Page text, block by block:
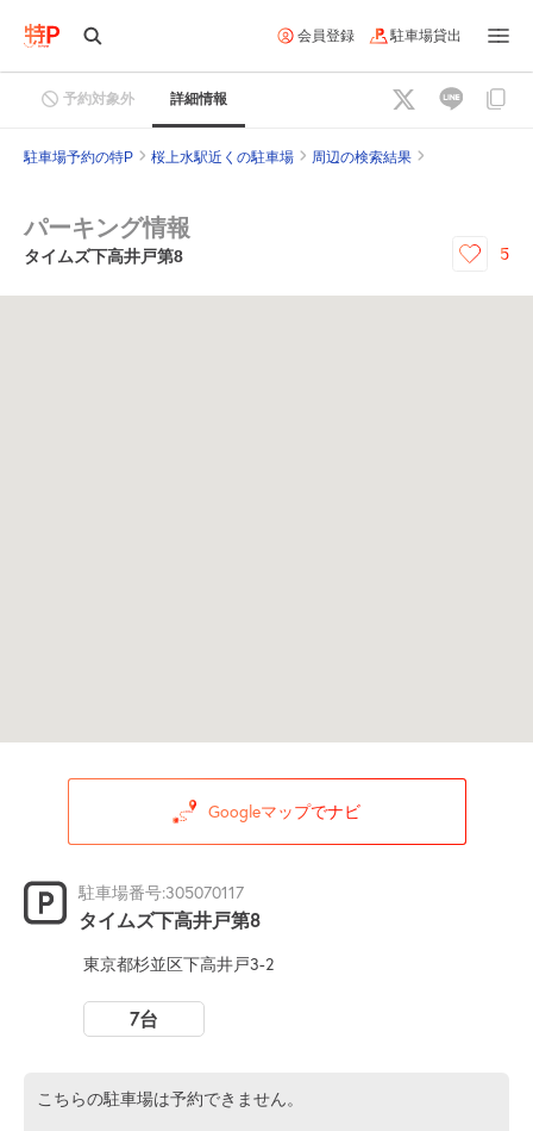
会員登録 駐車場貸出
予約対象外 詳細情報
駐車場予約の特P 桜上水駅近くの駐車場 周辺の検索結果
パーキング情報
タイムズ下高井戸第8 5
Googleマップでナビ
駐車場番号:305070117
タイムズ下高井戸第8
東京都杉並区下高井戸3-2
7台
こちらの駐車場は予約できません。